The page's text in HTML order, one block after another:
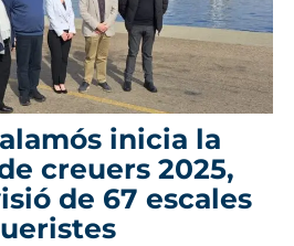
inicia la
creuers 2025,
de 67 escales